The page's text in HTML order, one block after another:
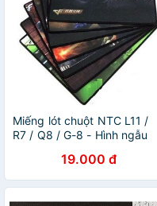
Miếng lót chuột NTC L11 /
R7 / Q8 / G-8 - Hình ngẫu
19.000 đ